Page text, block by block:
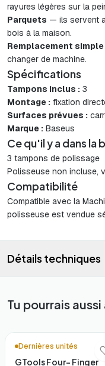
rayures légères sur la
Parquets — ils servent
bois à la maison.
Remplacement simple
changer de machine.
Spécifications
Tampons inclus : 3
Montage : fixation
Surfaces prévues :
Marque : Baseus
Ce qu'il y a dans la
3 tampons de polissage
Polisseuse non incluse,
Compatibilité
Compatible avec la
polisseuse est vendue
Détails techniques
Tu pourrais aussi
Dernières unités
GTools Four- Finger